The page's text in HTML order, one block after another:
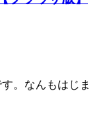
。なんもはじま